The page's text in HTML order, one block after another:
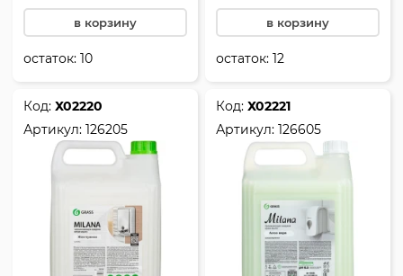
в корзину
остаток:10
в корзину
остаток:12
Код:Х02220
Артикул:126205
Код:Х02221
Артикул:126605